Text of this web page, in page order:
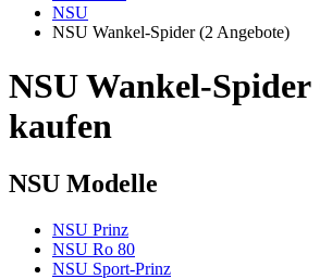
NSU
NSU Wankel-Spider(2 Angebote)
NSU Wankel-
kaufen
NSU Modelle
NSU Prinz
NSU Ro 80
NSU Sport-Prinz